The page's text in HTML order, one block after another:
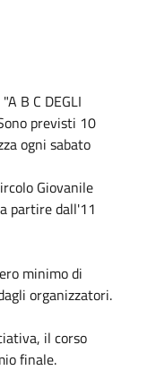
B C DEGLI
previsti 10
ogni sabato
Giovanile
partire dall'11
minimo di
organizzatori.
il corso
finale.